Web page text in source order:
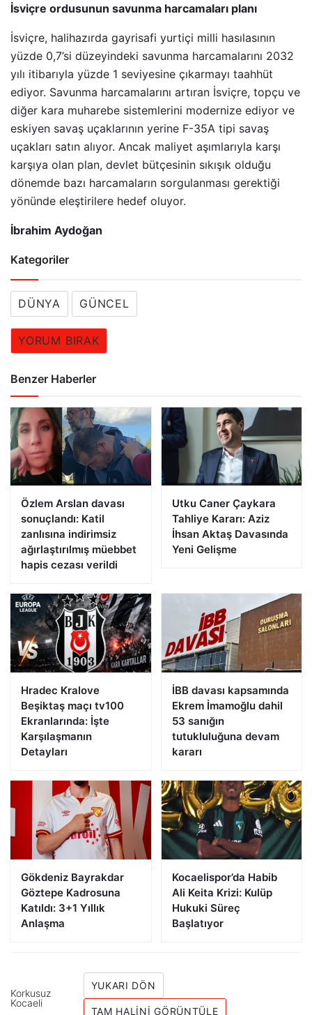
İsviçre ordusunun savunma harcamaları planı
İsviçre, halihazırda gayrisafi yurtiçi milli hasılasının
yüzde 0,7’si düzeyindeki savunma harcamalarını 2032
yılı itibarıyla yüzde 1 seviyesine çıkarmayı taahhüt
ediyor. Savunma harcamalarını artıran İsviçre, topçu ve
diğer kara muharebe sistemlerini modernize ediyor ve
eskiyen savaş uçaklarının yerine F-35A tipi savaş
uçakları satın alıyor. Ancak maliyet aşımlarıyla karşı
karşıya olan plan, devlet bütçesinin sıkışık olduğu
dönemde bazı harcamaların sorgulanması gerektiği
yönünde eleştirilere hedef oluyor.
İbrahim Aydoğan
Kategoriler
DÜNYA GÜNCEL
YORUM BIRAK
Benzer Haberler
Özlem Arslan davası
sonuçlandı: Katil
zanlısına indirimsiz
ağırlaştırılmış müebbet
hapis cezası verildi
Utku Caner Çaykara
Tahliye Kararı: Aziz
İhsan Aktaş Davasında
Yeni Gelişme
Hradec Kralove
Beşiktaş maçı tv100
Ekranlarında: İşte
Karşılaşmanın
Detayları
İBB davası kapsamında
Ekrem İmamoğlu dahil
53 sanığın
tutukluluğuna devam
kararı
Gökdeniz Bayrakdar
Göztepe Kadrosuna
Katıldı: 3+1 Yıllık
Anlaşma
Kocaelispor’da Habib
Ali Keita Krizi: Kulüp
Hukuki Süreç
Başlatıyor
Korkusuz
Kocaeli
YUKARI DÖN
TAM HALINI GÖRÜNTÜLE